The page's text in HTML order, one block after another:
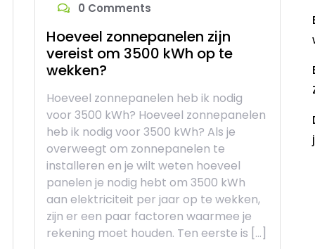
0 Comments
Hoeveel zonnepanelen zijn
vereist om 3500 kWh op te
wekken?
Hoeveel zonnepanelen heb ik nodig
voor 3500 kWh? Hoeveel zonnepanelen
heb ik nodig voor 3500 kWh? Als je
overweegt om zonnepanelen te
installeren en je wilt weten hoeveel
panelen je nodig hebt om 3500 kWh
aan elektriciteit per jaar op te wekken,
zijn er een paar factoren waarmee je
rekening moet houden. Ten eerste is […]